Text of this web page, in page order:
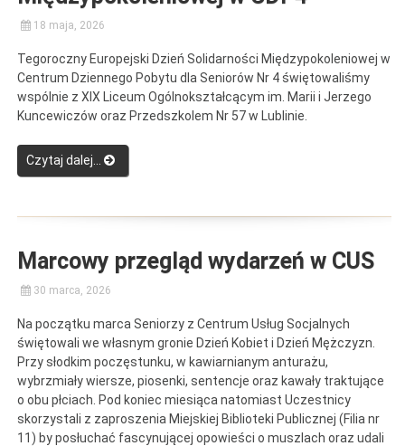
18 maja, 2026
Tegoroczny Europejski Dzień Solidarności Międzypokoleniowej w
Centrum Dziennego Pobytu dla Seniorów Nr 4 świętowaliśmy
wspólnie z XIX Liceum Ogólnokształcącym im. Marii i Jerzego
Kuncewiczów oraz Przedszkolem Nr 57 w Lublinie.
Czytaj dalej…“Europejski
Dzień
Międzypokoleniowej
CDP4”
Marcowy przegląd wydarzeń w CUS
30 marca, 2026
Na początku marca Seniorzy z Centrum Usług Socjalnych
świętowali we własnym gronie Dzień Kobiet i Dzień Mężczyzn.
Przy słodkim poczęstunku, w kawiarnianym anturażu,
wybrzmiały wiersze, piosenki, sentencje oraz kawały traktujące
o obu płciach. Pod koniec miesiąca natomiast Uczestnicy
skorzystali z zaproszenia Miejskiej Biblioteki Publicznej (Filia nr
11) by posłuchać fascynującej opowieści o muszlach oraz udali